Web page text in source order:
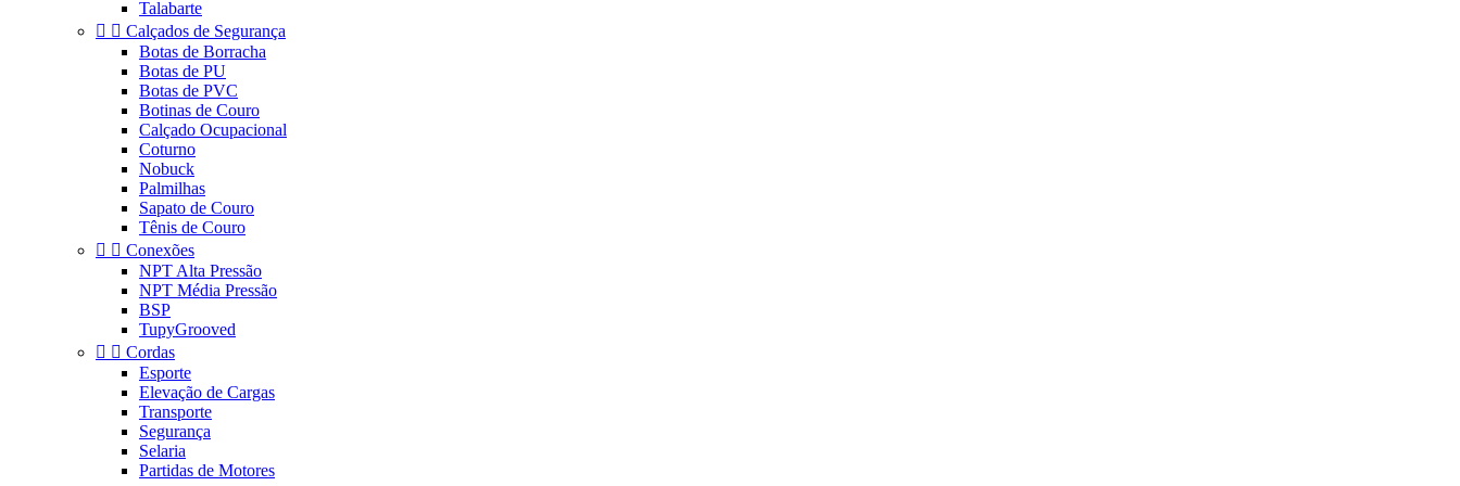
Talabarte
  Calçados de Segurança
Botas de Borracha
Botas de PU
Botas de PVC
Botinas de Couro
Calçado Ocupacional
Coturno
Nobuck
Palmilhas
Sapato de Couro
Tênis de Couro
  Conexões
NPT Alta Pressão
NPT Média Pressão
BSP
TupyGrooved
  Cordas
Esporte
Elevação de Cargas
Transporte
Segurança
Selaria
Partidas de Motores